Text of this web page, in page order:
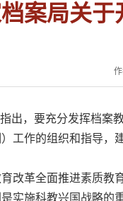
案局关
作
指出，要充分发挥档
工作的组织和指导，
改革全面推进素质教
实施科教兴国战略的